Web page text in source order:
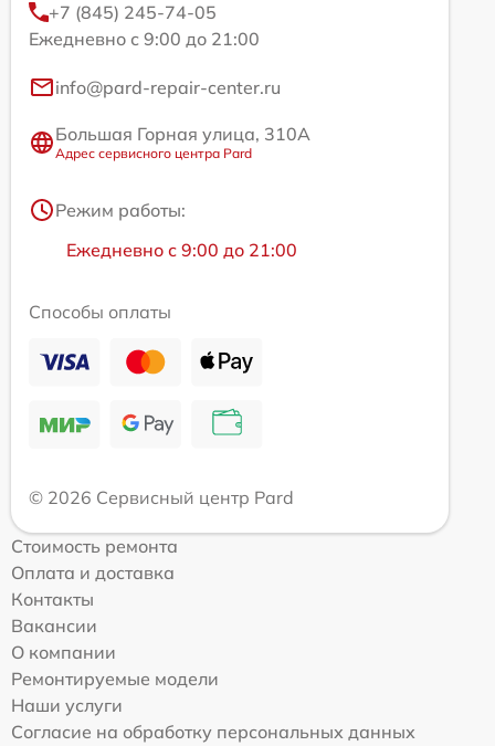
+7 (845) 245-74-05
Ежедневно с 9:00 до 21:00
info@pard-repair-center.ru
Большая Горная улица, 310А
Адрес сервисного центра Pard
Режим работы:
Ежедневно с 9:00 до 21:00
Способы оплаты
© 2026 Сервисный центр Pard
Стоимость ремонта
Оплата и доставка
Контакты
Вакансии
О компании
Ремонтируемые модели
Наши услуги
Согласие на обработку персональных данных